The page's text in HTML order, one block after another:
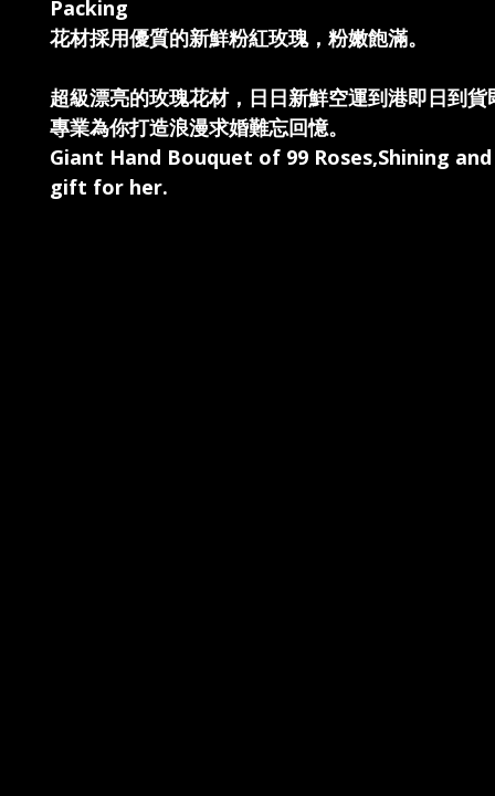
Packing
花材採用優質的新鮮粉紅玫瑰，粉嫩飽滿。
超級漂亮的玫瑰花材，日日新鮮空運到港即日到貨
專業為你打造浪漫求婚難忘回憶。
Giant Hand Bouquet of 99 Roses,Shining
gift for her.